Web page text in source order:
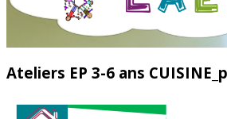
Ateliers EP 3-6 ans